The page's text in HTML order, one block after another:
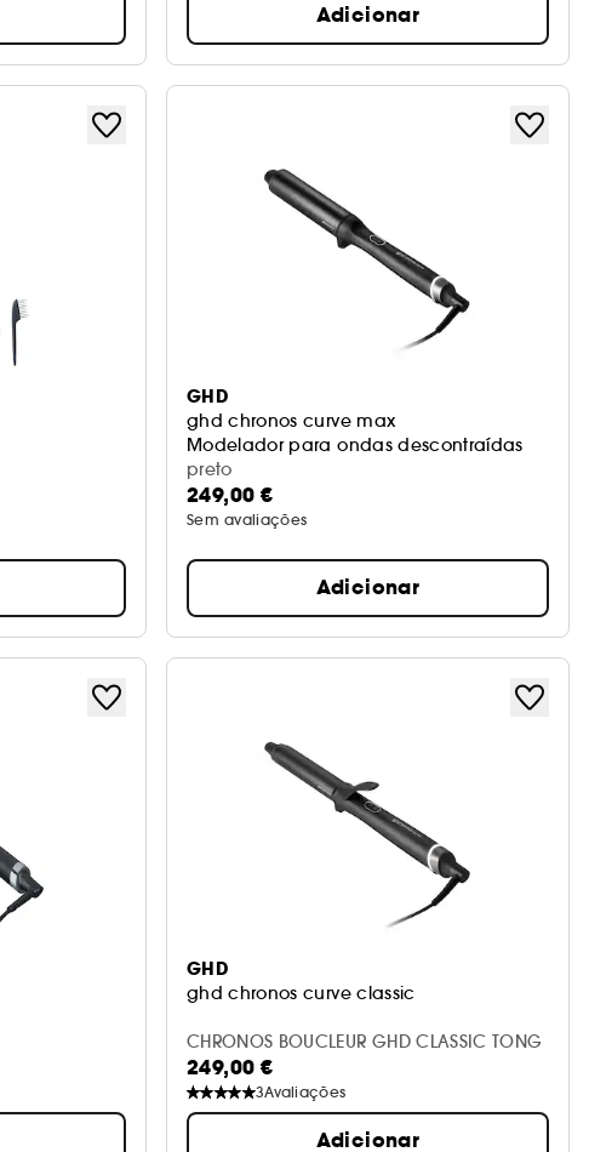
Adicionar
GHD
ghd chronos curve max
Modelador para ondas descontraídas
preto
249,00 €
Sem avaliações
Adicionar
GHD
ghd chronos curve classic
CHRONOS BOUCLEUR GHD CLASSIC TONG
249,00 €
3Avaliações
Adicionar